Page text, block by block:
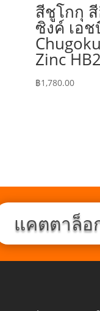
สีชูโกกุ
ซิงค์ เอช
Zinc HB2
฿1,780.00
แคตตาล็อ